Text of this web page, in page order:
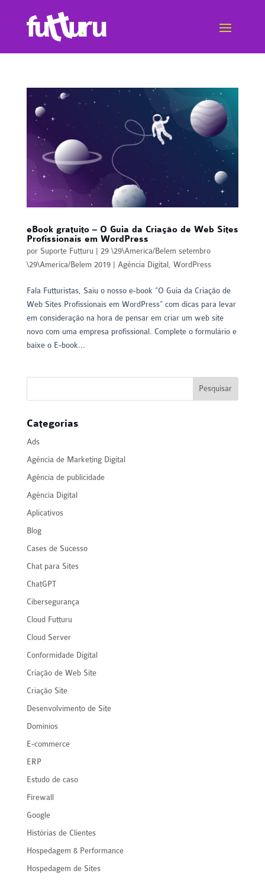
eBook gratuito – O Guia da Criação de Web Sites
Profissionais em WordPress
por Suporte Futturu | 29 \29\America/Belem setembro
\29\America/Belem 2019| Agência Digital, WordPress
Fala Futturistas, Saiu o nosso e-book “O Guia da Criação de
Web Sites Profissionais em WordPress” com dicas para levar
em consideração na hora de pensar em criar um web site
novo com uma empresa profissional. Complete o formulário e
baixe o E-book...
Categorias
Ads
Agência de Marketing Digital
Agência de publicidade
Agência Digital
Aplicativos
Blog
Cases de Sucesso
Chat para Sites
ChatGPT
Cibersegurança
Cloud Futturu
Cloud Server
Conformidade Digital
Criação de Web Site
Criação Site
Desenvolvimento de Site
Domínios
E-commerce
ERP
Estudo de caso
Firewall
Google
Histórias de Clientes
Hospedagem & Performance
Hospedagem de Sites